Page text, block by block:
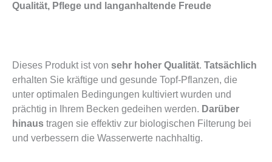
Qualität, Pflege und langanhaltende Freude
Dieses Produkt ist von sehr hoher Qualität. Tatsächlich
erhalten Sie kräftige und gesunde Topf-Pflanzen, die
unter optimalen Bedingungen kultiviert wurden und
prächtig in Ihrem Becken gedeihen werden. Darüber
hinaus tragen sie effektiv zur biologischen Filterung bei
und verbessern die Wasserwerte nachhaltig.